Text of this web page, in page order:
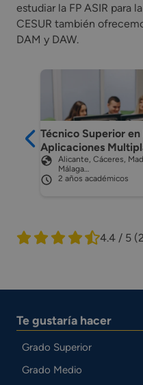
estudiar la FP ASIR para
CESUR también
DAM y DAW.
Técnico Superior
Aplicaciones
Alicante, Cáceres,
Málaga…
2 años académicos
4.4 / 5
Te gustaría hacer
Grado Superior
Grado Medio